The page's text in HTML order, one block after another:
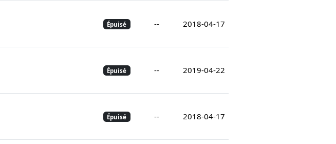
Épuisé -- 2018-04-17
Épuisé -- 2019-04-22
Épuisé -- 2018-04-17